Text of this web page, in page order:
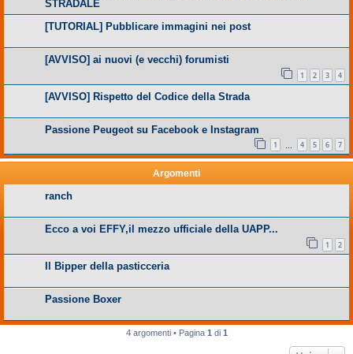
STRADALE
[TUTORIAL] Pubblicare immagini nei post
[AVVISO] ai nuovi (e vecchi) forumisti
1 2 3 4
[AVVISO] Rispetto del Codice della Strada
Passione Peugeot su Facebook e Instagram
1 4 5 6 7
Argomenti
ranch
Ecco a voi EFFY,il mezzo ufficiale della UAPP...
1 2
Il Bipper della pasticceria
Passione Boxer
4 argomenti • Pagina 1 di 1